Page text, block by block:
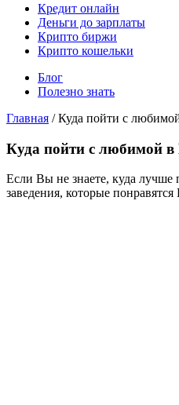
Кредит онлайн
Деньги до зарплаты
Крипто биржи
Крипто кошельки
Блог
Полезно знать
Главная / Куда пойти с
Куда пойти с любимой в
Если Вы не знаете, куда лучше
заведения, которые